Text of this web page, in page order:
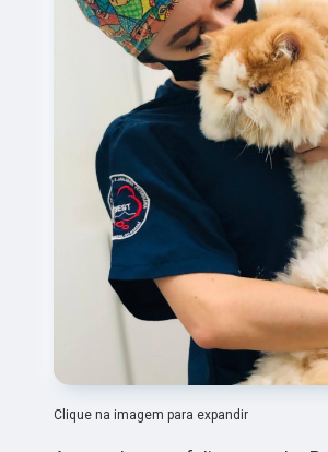
Clique na imagem para expandir